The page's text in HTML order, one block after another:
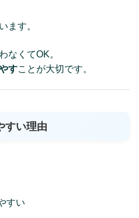
ます。
なくてOK。
すことが大切です。
すい理由
すい